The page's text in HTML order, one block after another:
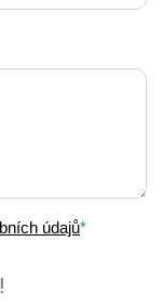
údajů*